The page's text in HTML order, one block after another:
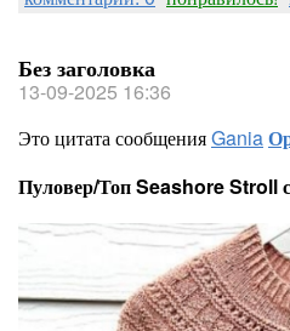
Без заголовка
13-09-2025 16:36
Это цитата сообщенияGania
Пуловер/Топ Seashore Stroll